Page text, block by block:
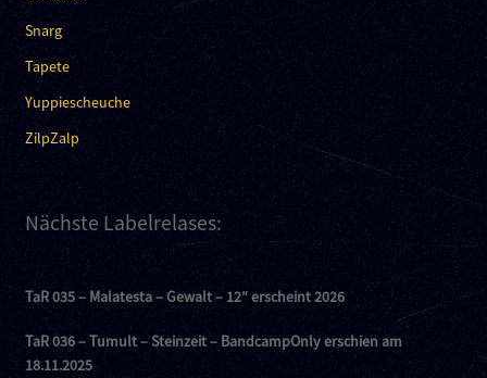
Snarg
Tapete
Yuppiescheuche
ZilpZalp
Nächste Labelrelases:
TaR 035 – Malatesta – Gewalt – 12″ erscheint 2026
TaR 036 – Tumult – Steinzeit – BandcampOnly erschien am
18.11.2025